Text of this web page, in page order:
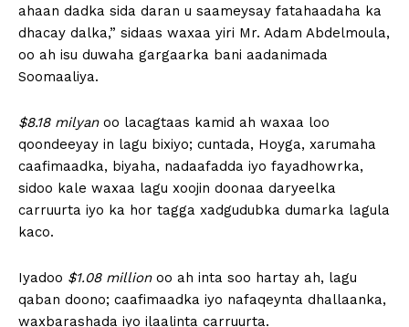
ahaan dadka sida daran u saameysay fatahaadaha ka
dhacay dalka,” sidaas waxaa yiri Mr. Adam Abdelmoula,
oo ah isu duwaha gargaarka bani aadanimada
Soomaaliya.
$8.18 milyanoo lacagtaas kamid ah waxaa loo
qoondeeyay in lagu bixiyo; cuntada, Hoyga, xarumaha
caafimaadka, biyaha, nadaafadda iyo fayadhowrka,
sidoo kale waxaa lagu xoojin doonaa daryeelka
carruurta iyo ka hor tagga xadgudubka dumarka lagula
kaco.
Iyadoo $1.08 millionoo ah inta soo hartay ah, lagu
qaban doono; caafimaadka iyo nafaqeynta dhallaanka,
waxbarashada iyo ilaalinta carruurta.